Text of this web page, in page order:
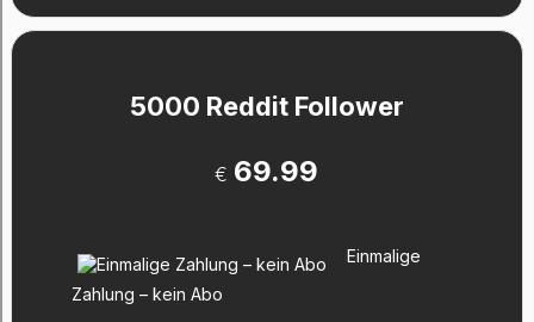
5000 Reddit Follower
€ 69.99
Einmalige
Zahlung – kein Abo